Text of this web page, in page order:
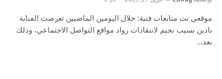
موقعي نت متابعات فنية: خلال اليومين الماضيين تعرضت الفنانة
نادين نسيب نجيم لانتقادات رواد مواقع التواصل الاجتماعي، وذلك
بعد…